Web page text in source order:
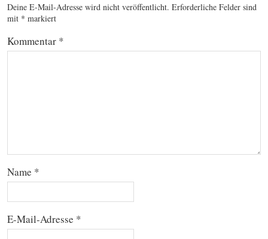
Deine E-Mail-Adresse wird nicht veröffentlicht. Erforderliche Felder sind
mit * markiert
Kommentar *
Name *
E-Mail-Adresse *